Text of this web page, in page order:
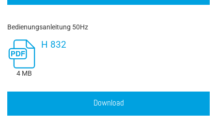
Bedienungsanleitung 50Hz
4 MB
H 832
Download